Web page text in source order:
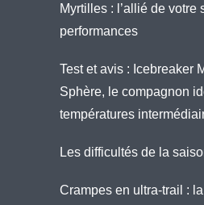
Myrtilles : l’allié de votre
performances
Test et avis : Icebreaker
Sphère, le compagnon
températures
Les difficultés de la
Crampes en ultra-trail :